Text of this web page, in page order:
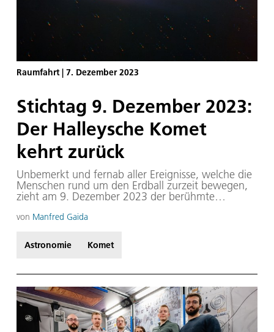
Raumfahrt| 7. Dezember 2023
Stichtag 9. Dezember 2023:
Der Halleysche Komet
kehrt zurück
Unbemerkt und fernab aller Ereignisse, welche die
Menschen rund um den Erdball zurzeit bewegen,
zieht am 9. Dezember 2023 der berühmte
sonnenfernsten Punkt, das Aphel seiner Bahn.
Kurs Richtung Sonne auf und wird uns in 37
Jahren wieder faszinieren, wenn er im Sommer
Firmament auftaucht.
von Manfred Gaida
Astronomie Komet